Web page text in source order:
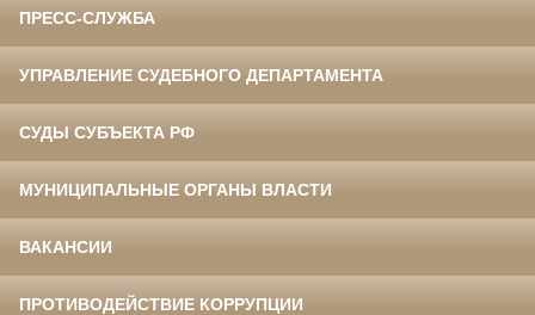
ПРЕСС-СЛУЖБА
УПРАВЛЕНИЕ СУДЕБНОГО ДЕПАРТАМЕНТА
СУДЫ СУБЪЕКТА РФ
МУНИЦИПАЛЬНЫЕ ОРГАНЫ ВЛАСТИ
ВАКАНСИИ
ПРОТИВОДЕЙСТВИЕ КОРРУПЦИИ